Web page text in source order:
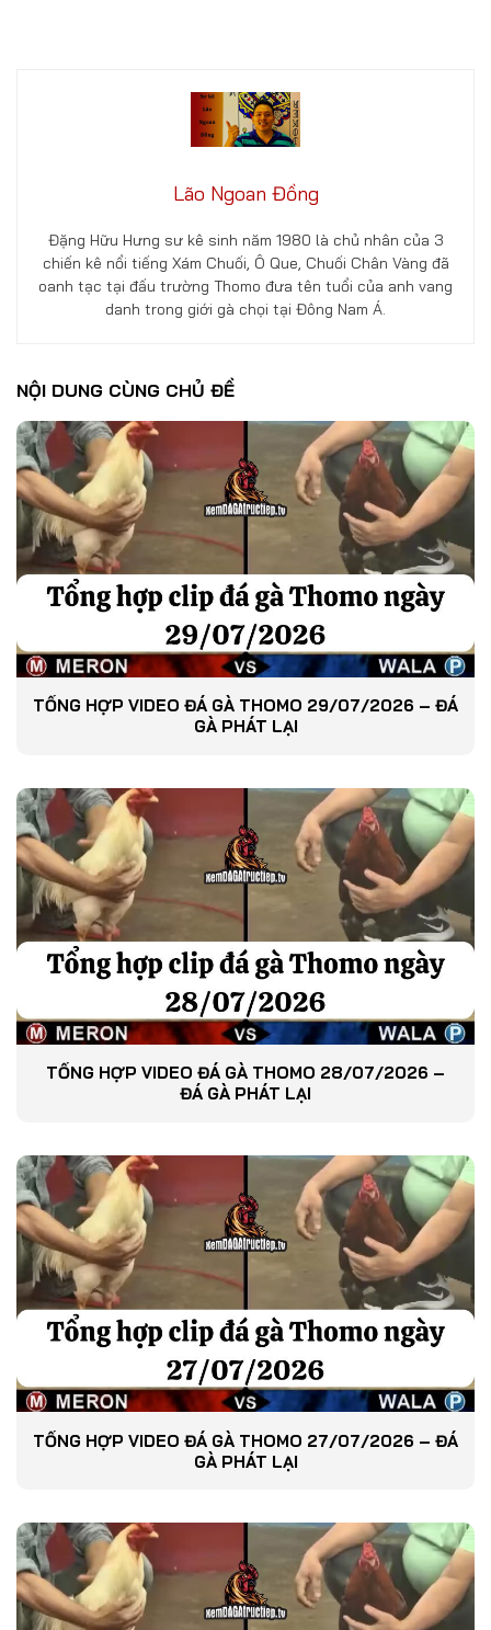
Lão Ngoan Đồng
Đặng Hữu Hưng sư kê sinh năm 1980 là chủ nhân của 3
chiến kê nổi tiếng Xám Chuối, Ô Que, Chuối Chân Vàng đã
oanh tạc tại đấu trường Thomo đưa tên tuổi của anh vang
danh trong giới gà chọi tại Đông Nam Á.
NỘI DUNG CÙNG CHỦ ĐỀ
TỔNG HỢP VIDEO ĐÁ GÀ THOMO 29/07/2026 – ĐÁ
GÀ PHÁT LẠI
TỔNG HỢP VIDEO ĐÁ GÀ THOMO 28/07/2026 –
ĐÁ GÀ PHÁT LẠI
TỔNG HỢP VIDEO ĐÁ GÀ THOMO 27/07/2026 – ĐÁ
GÀ PHÁT LẠI